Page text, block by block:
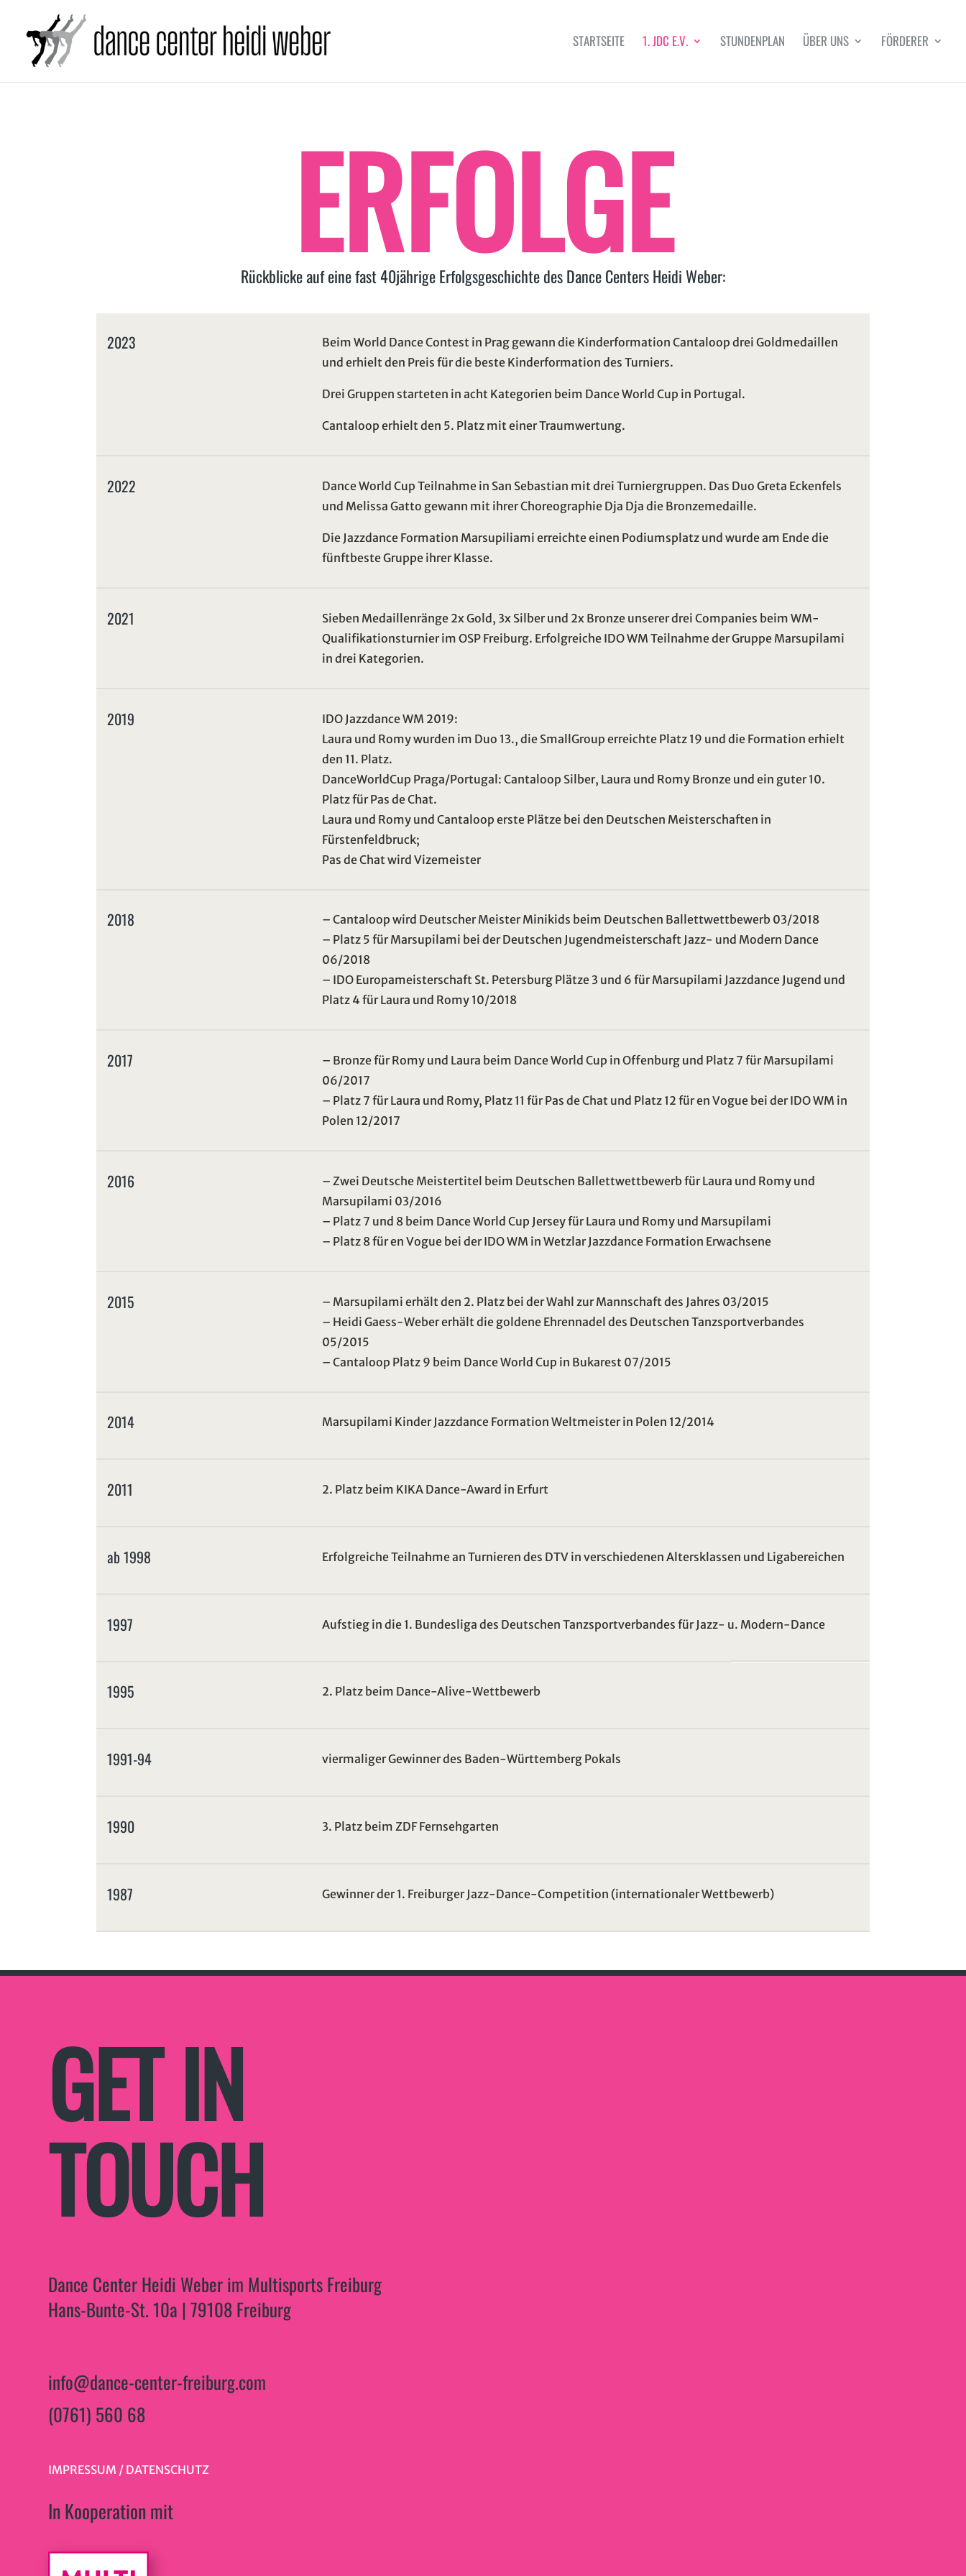
STARTSEITE 1. JDC E.V. STUNDENPLAN ÜBER UNS FÖRDERER
ERFOLGE
Rückblicke auf eine fast 40jährige Erfolgsgeschichte des Dance Centers Heidi Weber:
2023
Beim World Dance Contest in Prag gewann die Kinderformation Cantaloop drei Goldmedaillen
und erhielt den Preis für die beste Kinderformation des Turniers.
Drei Gruppen starteten in acht Kategorien beim Dance World Cup in Portugal.
Cantaloop erhielt den 5. Platz mit einer Traumwertung.
2022
Dance World Cup Teilnahme in San Sebastian mit drei Turniergruppen. Das Duo Greta Eckenfels
und Melissa Gatto gewann mit ihrer Choreographie Dja Dja die Bronzemedaille.
Die Jazzdance Formation Marsupiliami erreichte einen Podiumsplatz und wurde am Ende die
fünftbeste Gruppe ihrer Klasse.
2021
Sieben Medaillenränge 2x Gold, 3x Silber und 2x Bronze unserer drei Companies beim WM-
Qualifikationsturnier im OSP Freiburg. Erfolgreiche IDO WM Teilnahme der Gruppe Marsupilami
in drei Kategorien.
2019
IDO Jazzdance WM 2019:
Laura und Romy wurden im Duo 13., die SmallGroup erreichte Platz 19 und die Formation erhielt
den 11. Platz.
DanceWorldCup Praga/Portugal: Cantaloop Silber, Laura und Romy Bronze und ein guter 10.
Platz für Pas de Chat.
Laura und Romy und Cantaloop erste Plätze bei den Deutschen Meisterschaften in
Fürstenfeldbruck;
Pas de Chat wird Vizemeister
2018
– Cantaloop wird Deutscher Meister Minikids beim Deutschen Ballettwettbewerb 03/2018
– Platz 5 für Marsupilami bei der Deutschen Jugendmeisterschaft Jazz- und Modern Dance
06/2018
– IDO Europameisterschaft St. Petersburg Plätze 3 und 6 für Marsupilami Jazzdance Jugend und
Platz 4 für Laura und Romy 10/2018
2017
– Bronze für Romy und Laura beim Dance World Cup in Offenburg und Platz 7 für Marsupilami
06/2017
– Platz 7 für Laura und Romy, Platz 11 für Pas de Chat und Platz 12 für en Vogue bei der IDO WM in
Polen 12/2017
2016
– Zwei Deutsche Meistertitel beim Deutschen Ballettwettbewerb für Laura und Romy und
Marsupilami 03/2016
– Platz 7 und 8 beim Dance World Cup Jersey für Laura und Romy und Marsupilami
– Platz 8 für en Vogue bei der IDO WM in Wetzlar Jazzdance Formation Erwachsene
2015
– Marsupilami erhält den 2. Platz bei der Wahl zur Mannschaft des Jahres 03/2015
– Heidi Gaess-Weber erhält die goldene Ehrennadel des Deutschen Tanzsportverbandes
05/2015
– Cantaloop Platz 9 beim Dance World Cup in Bukarest 07/2015
2014 Marsupilami Kinder Jazzdance Formation Weltmeister in Polen 12/2014
2011 2. Platz beim KIKA Dance-Award in Erfurt
ab 1998 Erfolgreiche Teilnahme an Turnieren des DTV in verschiedenen Altersklassen und Ligabereichen
1997 Aufstieg in die 1. Bundesliga des Deutschen Tanzsportverbandes für Jazz- u. Modern-Dance
1995 2. Platz beim Dance-Alive-Wettbewerb
1991-94 viermaliger Gewinner des Baden-Württemberg Pokals
1990 3. Platz beim ZDF Fernsehgarten
1987 Gewinner der 1. Freiburger Jazz-Dance-Competition (internationaler Wettbewerb)
GET IN
TOUCH
Dance Center Heidi Weber im Multisports Freiburg
Hans-Bunte-St. 10a | 79108 Freiburg
info@dance-center-freiburg.com
(0761) 560 68
IMPRESSUM / DATENSCHUTZ
In Kooperation mit